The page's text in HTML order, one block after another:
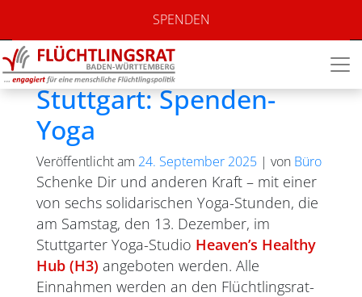
SPENDEN
September
2025
Stuttgart: Spenden-
Yoga
Veröffentlicht am 24. September 2025 | von Büro
Schenke Dir und anderen Kraft – mit einer
von sechs solidarischen Yoga-Stunden, die
am Samstag, den 13. Dezember, im
Stuttgarter Yoga-Studio Heaven’s Healthy
Hub (H3) angeboten werden. Alle
Einnahmen werden an den Flüchtlingsrat-